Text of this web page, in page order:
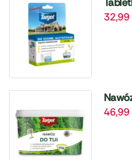
32,99
4 kg
46,99